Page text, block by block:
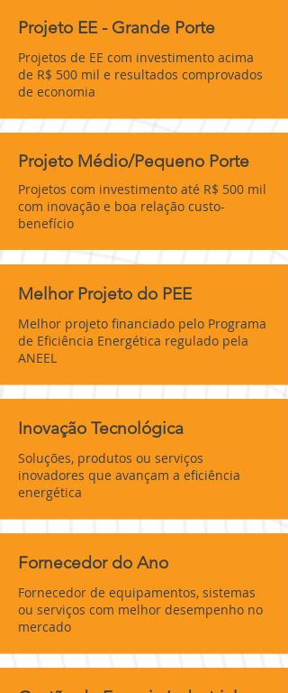
Projeto EE - Grande Porte
Projetos de EE com investimento acima
de R$ 500 mil e resultados comprovados
de economia
Projeto Médio/Pequeno Porte
Projetos com investimento até R$ 500 mil
com inovação e boa relação custo-
benefício
Melhor Projeto do PEE
Melhor projeto financiado pelo Programa
de Eficiência Energética regulado pela
ANEEL
Inovação Tecnológica
Soluções, produtos ou serviços
inovadores que avançam a eficiência
energética
Fornecedor do Ano
Fornecedor de equipamentos, sistemas
ou serviços com melhor desempenho no
mercado